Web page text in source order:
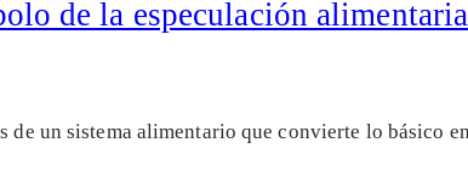
de la especulación alimentaria
de un sistema alimentario que convierte lo básico